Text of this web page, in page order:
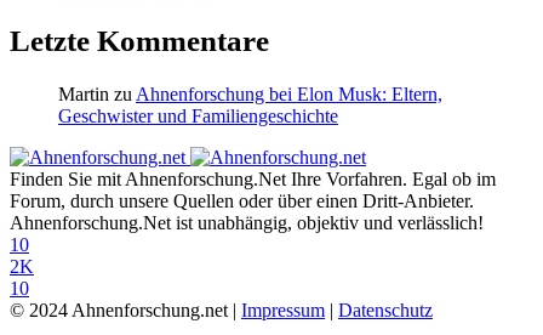
Letzte Kommentare
Martin zu Ahnenforschung bei Elon Musk: Eltern,
Geschwister und Familiengeschichte
Finden Sie mit Ahnenforschung.Net Ihre Vorfahren. Egal ob im
Forum, durch unsere Quellen oder über einen Dritt-Anbieter.
Ahnenforschung.Net ist unabhängig, objektiv und verlässlich!
10
2K
10
© 2024 Ahnenforschung.net | Impressum | Datenschutz